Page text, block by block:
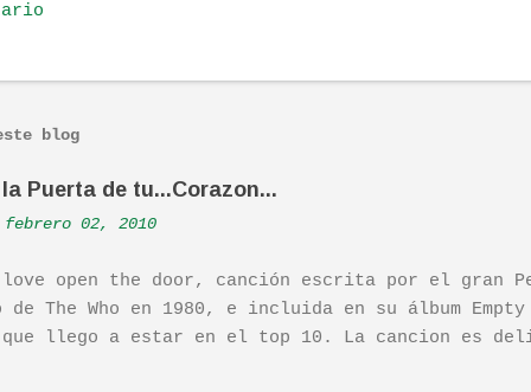
blog
Puerta de tu...Corazon...
febrero 02, 2010
love open the door, canción escrita por el gran
de The Who en 1980, e incluida en su álbum
llego a estar en el top 10. La cancion es